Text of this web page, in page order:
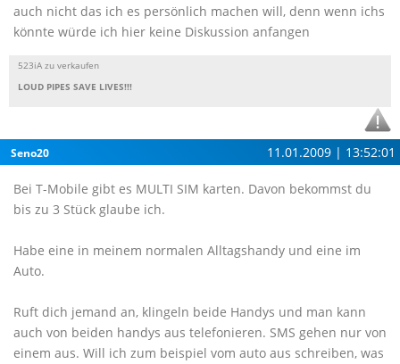
auch nicht das ich es persönlich machen will, denn wenn ichs
könnte würde ich hier keine Diskussion anfangen
523iA zu verkaufen
LOUD PIPES SAVE LIVES!!!
Seno20 11.01.2009 | 13:52:01
Bei T-Mobile gibt es MULTI SIM karten. Davon bekommst du
bis zu 3 Stück glaube ich.
Habe eine in meinem normalen Alltagshandy und eine im
Auto.
Ruft dich jemand an, klingeln beide Handys und man kann
auch von beiden handys aus telefonieren. SMS gehen nur von
einem aus. Will ich zum beispiel vom auto aus schreiben, was